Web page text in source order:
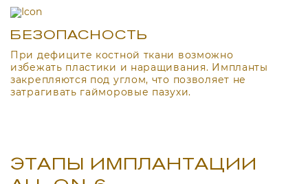
БЕЗОПАСНОСТЬ
При дефиците костной ткани возможно
избежать пластики и наращивания. Импланты
закрепляются под углом, что позволяет не
затрагивать гайморовые пазухи.
ЭТАПЫ ИМПЛАНТАЦИИ